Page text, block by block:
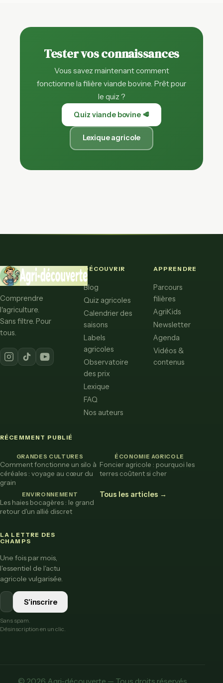
Tester vos connaissances
Vous savez maintenant comment
fonctionne la filière viande bovine. Prêt pour
le quiz ?
Quiz viande bovine 🥩
Lexique agricole
Comprendre
l'agriculture.
Sans filtre. Pour
tous.
DÉCOUVRIR
Blog
Quiz agricoles
Calendrier des
saisons
Labels
agricoles
Observatoire
des prix
Lexique
FAQ
Nos auteurs
APPRENDRE
Parcours
filières
AgriKids
Newsletter
Agenda
Vidéos &
contenus
RÉCEMMENT PUBLIÉ
GRANDES CULTURES
Comment fonctionne un silo à
céréales : voyage au cœur du
grain
ÉCONOMIE AGRICOLE
Foncier agricole : pourquoi les
terres coûtent si cher
ENVIRONNEMENT
Les haies bocagères : le grand
retour d'un allié discret
Tous les articles →
LA LETTRE DES
CHAMPS
Une fois par mois,
l'essentiel de l'actu
agricole vulgarisée.
S'inscrire
Sans spam.
Désinscription en un clic.